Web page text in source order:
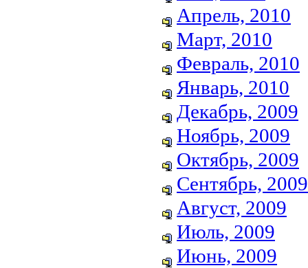
Апрель, 2010
Март, 2010
Февраль, 2010
Январь, 2010
Декабрь, 2009
Ноябрь, 2009
Октябрь, 2009
Сентябрь, 2009
Август, 2009
Июль, 2009
Июнь, 2009